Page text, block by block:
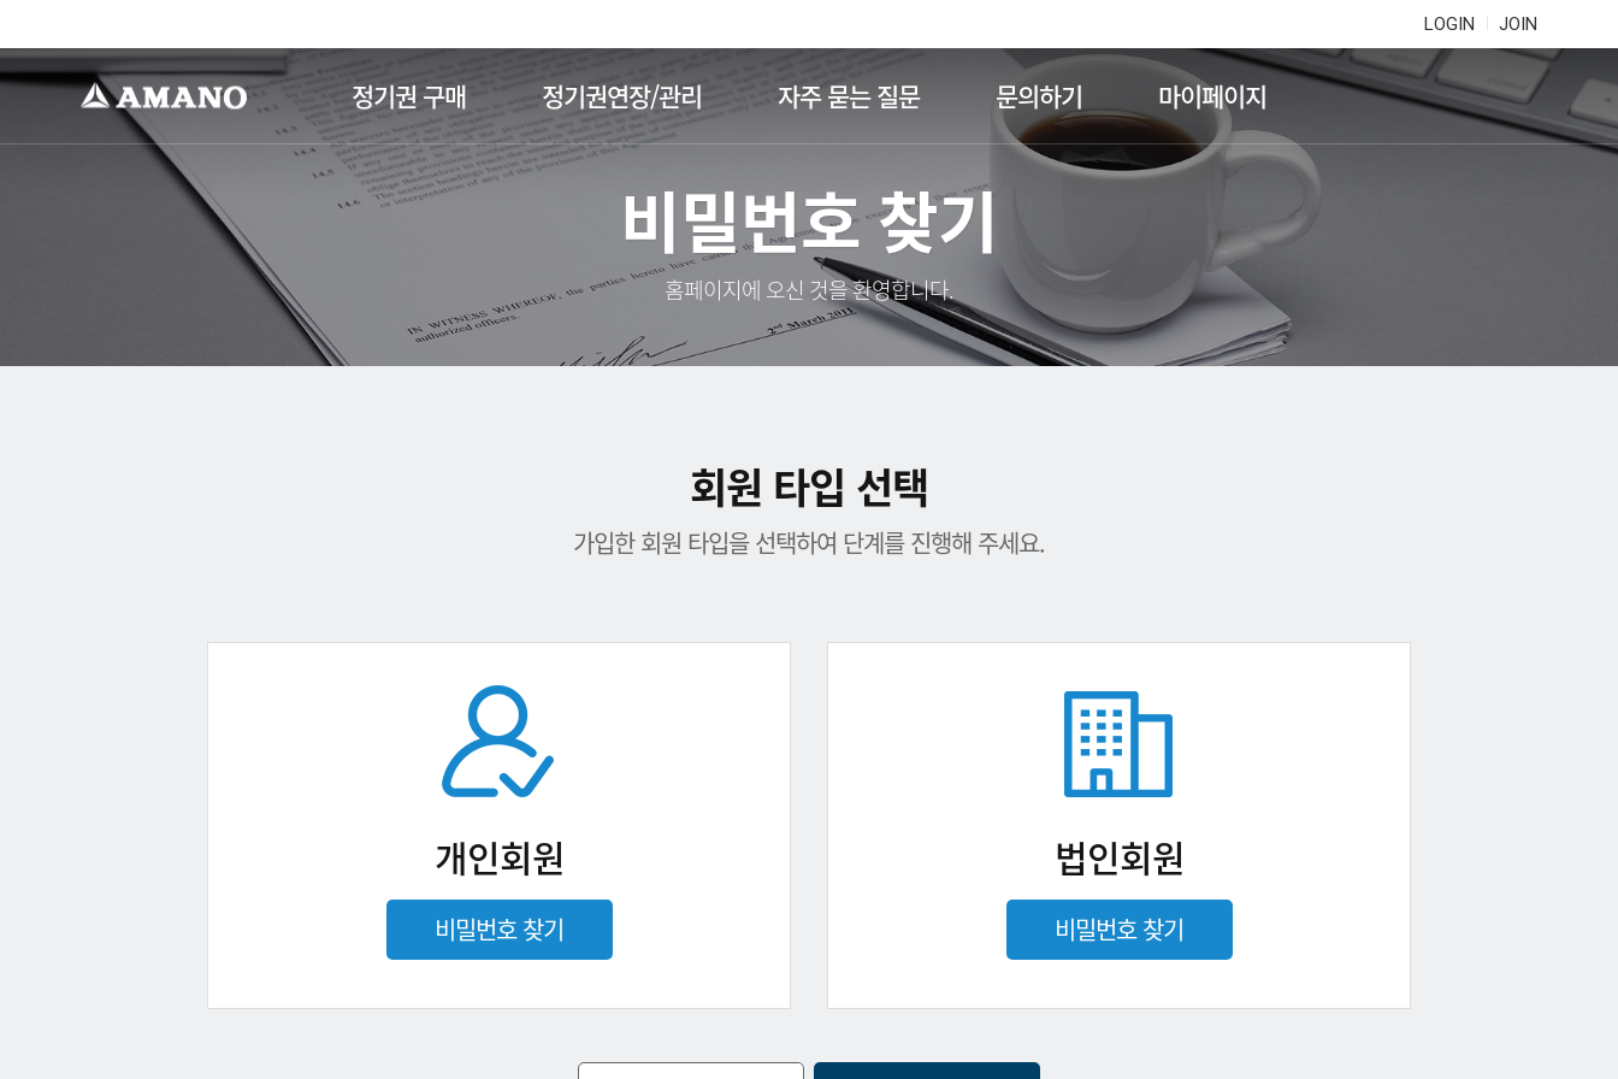
LOGIN JOIN
정기권 구매 정기권연장/관리 자주 묻는 질문 문의하기 마이페이지
비밀번호 찾기
홈페이지에 오신 것을 환영합니다.
회원 타입 선택
가입한 회원 타입을 선택하여 단계를 진행해 주세요.
개인회원
비밀번호 찾기
법인회원
비밀번호 찾기